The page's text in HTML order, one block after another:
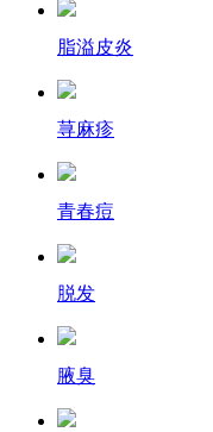
脂溢皮炎
荨麻疹
青春痘
脱发
腋臭